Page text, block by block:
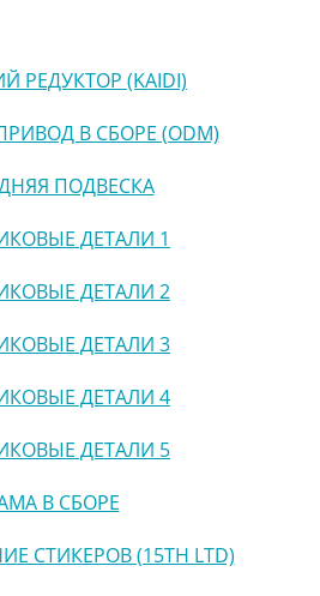
РЕДУКТОР (KAIDI)
В СБОРЕ (ODM)
ПОДВЕСКА
ДЕТАЛИ 1
ДЕТАЛИ 2
ДЕТАЛИ 3
ДЕТАЛИ 4
ДЕТАЛИ 5
В СБОРЕ
СТИКЕРОВ (15TH LTD)